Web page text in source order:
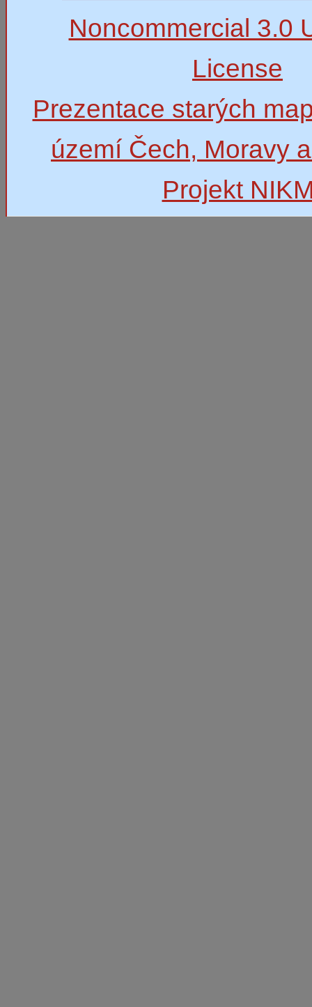
Noncommercial 3.0
License
Prezentace starých
území Čech, Moravy
Projekt